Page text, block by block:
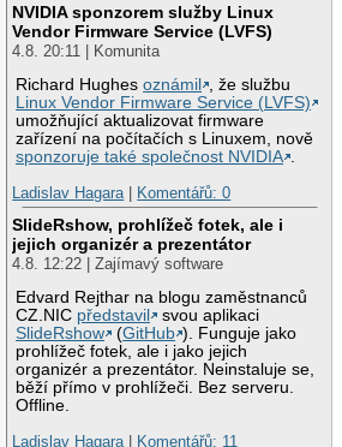
NVIDIA sponzorem služby Linux
Vendor Firmware Service (LVFS)
4.8. 20:11 | Komunita
Richard Hughesoznámil
, že službu
Linux Vendor Firmware Service (LVFS)
umožňující aktualizovat firmware
zařízení na počítačích s Linuxem, nově
sponzoruje také společnost NVIDIA .
Ladislav Hagara| Komentářů: 0
SlideRshow, prohlížeč fotek, ale i
jejich organizér a prezentátor
4.8. 12:22 | Zajímavý software
Edvard Rejthar na blogu zaměstnanců
CZ.NIC představil
svou aplikaci
SlideRshow
(GitHub ). Funguje jako
prohlížeč fotek, ale i jako jejich
organizér a prezentátor. Neinstaluje se,
běží přímo v prohlížeči. Bez serveru.
Offline.
Ladislav Hagara| Komentářů: 11